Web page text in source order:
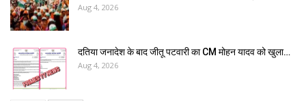
Aug 4, 2026
दतिया जनादेश के बाद जीतू पटवारी का CM मोहन यादव को खुला…
Aug 4, 2026